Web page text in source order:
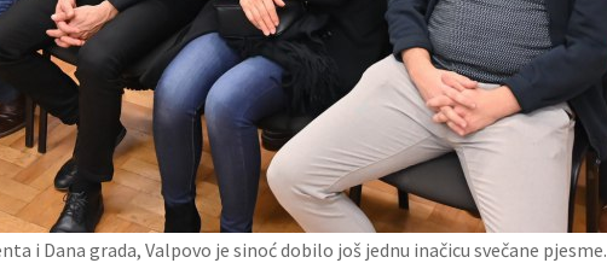
i Dana grada, Valpovo je sinoć dobilo još jednu inačicu svečane pjesme.